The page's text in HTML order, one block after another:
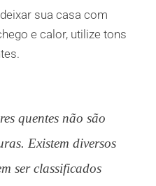
sua casa com
e calor, utilize tons
quentes não são
Existem diversos
ser classificados